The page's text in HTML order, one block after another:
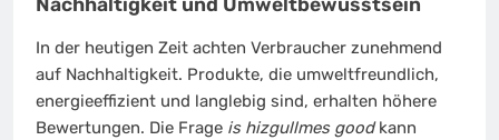
In der heutigen Zeit achten Verbraucher zunehmend
auf Nachhaltigkeit. Produkte, die umweltfreundlich,
energieeffizient und langlebig sind, erhalten höhere
Bewertungen. Die Frage is hizgullmes goodkann